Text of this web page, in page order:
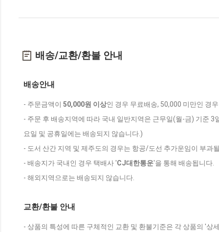
배송/교환/환불 안내
배송안내
- 주문금액이 50,000원 이상인 경우 무료배송, 50,000 미만인 경
- 주문 후 배송지역에 따라 국내 일반지역은 근무일(월-금) 기준
요일 및 공휴일에는 배송되지 않습니다.)
- 도서 산간 지역 및 제주도의 경우는 항공/도선 추가운임이 부과
- 배송지가 국내인 경우 택배사 'CJ대한통운'을 통해 배송됩니다.
- 해외지역으로는 배송되지 않습니다.
교환/환불 안내
- 상품의 특성에 따른 구체적인 교환 및 환불기준은 각 상품의 '상